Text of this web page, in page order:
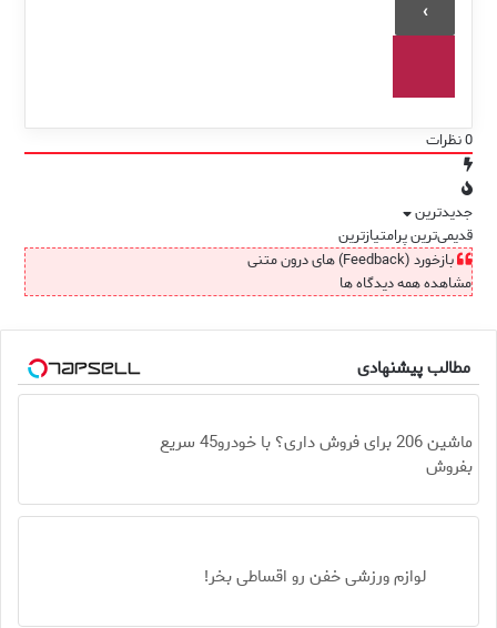
0نظرات
جدیدترین
قدیمی‌ترینپرامتیازترین
بازخورد (Feedback) های درون متنی
مشاهده همه دیدگاه ها
مطالب پیشنهادی
ماشین 206 برای فروش داری؟ با خودرو45 سریع
بفروش
لوازم ورزشی خفن رو اقساطی بخر!